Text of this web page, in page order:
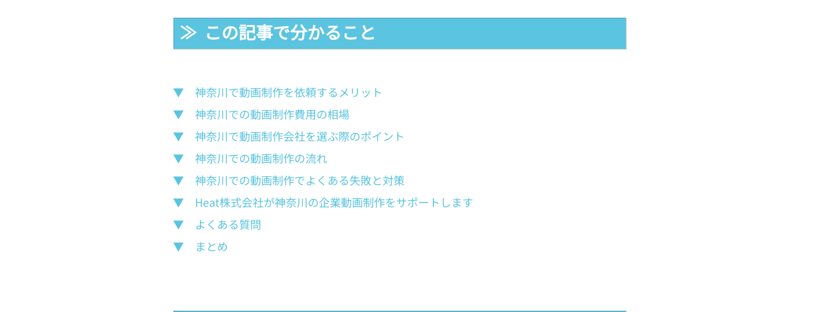
≫  この記事で分かること
▼　神奈川で動画制作を依頼するメリット
▼　神奈川での動画制作費用の相場
▼　神奈川で動画制作会社を選ぶ際のポイント
▼　神奈川での動画制作の流れ
▼　神奈川での動画制作でよくある失敗と対策
▼　Heat株式会社が神奈川の企業動画制作をサポートします
▼　よくある質問
▼　まとめ